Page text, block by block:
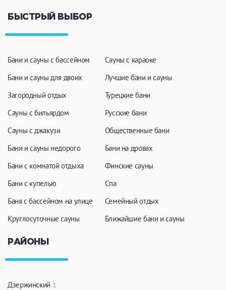
БЫСТРЫЙ ВЫБОР
Бани и сауны с бассейном
Бани и сауны для двоих
Загородный отдых
Сауны с бильярдом
Сауны с джакузи
Бани и сауны недорого
Бани с комнатой отдыха
Бани с купелью
Баня с бассейном на улице
Круглосуточные сауны
Сауны с караоке
Лучшие бани и сауны
Турецкие бани
Русские бани
Общественные бани
Бани на дровах
Финские сауны
Спа
Семейный отдых
Ближайшие бани и сауны
РАЙОНЫ
Дзержинский 1